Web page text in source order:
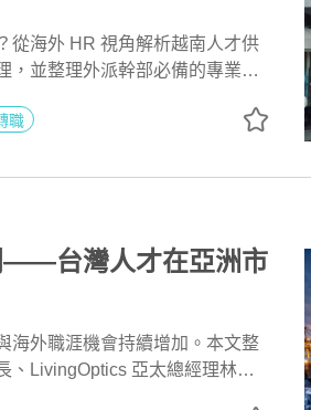
從海外 HR 視角解析越南人才供
，並整理外派幹部必備的專業能
職
——台灣人才在亞洲市
海外職涯機會持續增加。本文整
、LivingOptics 亞太總經理林奕